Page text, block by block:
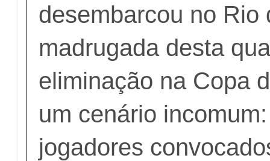
desembarcou no Rio
madrugada desta
eliminação na Copa
um cenário
jogadores